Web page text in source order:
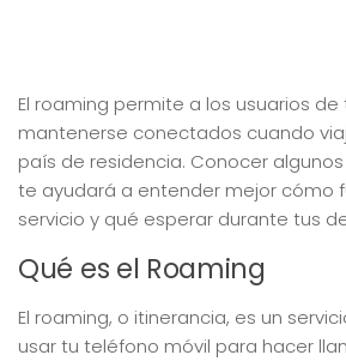
El roaming permite a los usuarios
mantenerse conectados cuando
país de residencia. Conocer
te ayudará a entender mejor cómo
servicio y qué esperar durante tus
Qué es el Roaming
El roaming, o itinerancia, es un
usar tu teléfono móvil para hacer